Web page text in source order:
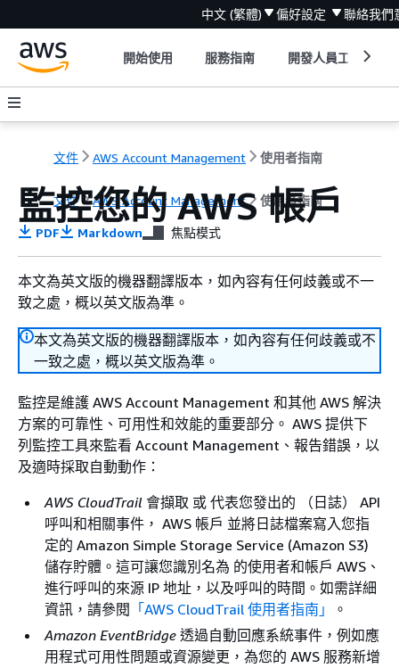
中文 (繁體) 偏好設定 聯絡我們
開始使用 服務指南 開發人員工具
文件 AWS Account Management 使用者指南
文件 AWS Account Management 使用者指南
監控您的 AWS 帳戶
PDF Markdown 焦點模式
本文為英文版的機器翻譯版本，如內容有任何歧義或不一
致之處，概以英文版為準。
本文為英文版的機器翻譯版本，如內容有任何歧義或不
一致之處，概以英文版為準。
監控是維護 AWS Account Management 和其他 AWS 解決
方案的可靠性、可用性和效能的重要部分。 AWS 提供下
列監控工具來監看 Account Management、報告錯誤，以
及適時採取自動動作：
AWS CloudTrail 會擷取 或 代表您發出的 （日誌） API
呼叫和相關事件， AWS 帳戶 並將日誌檔案寫入您指
定的 Amazon Simple Storage Service (Amazon S3)
儲存貯體。這可讓您識別名為 的使用者和帳戶 AWS、
進行呼叫的來源 IP 地址，以及呼叫的時間。如需詳細
資訊，請參閱 「AWS CloudTrail 使用者指南」
。
Amazon EventBridge 透過自動回應系統事件，例如應
用程式可用性問題或資源變更，為您的 AWS 服務新增